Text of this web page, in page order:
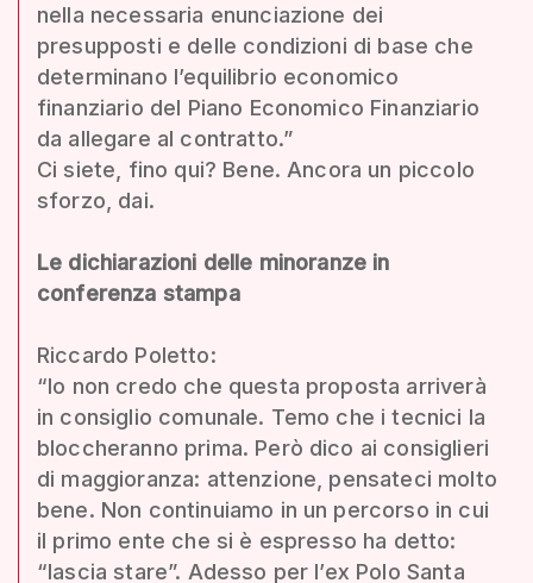
nella necessaria enunciazione dei
presupposti e delle condizioni di base che
determinano l’equilibrio economico
finanziario del Piano Economico Finanziario
da allegare al contratto.”
Ci siete, fino qui? Bene. Ancora un piccolo
sforzo, dai.
Le dichiarazioni delle minoranze in
conferenza stampa
Riccardo Poletto:
“Io non credo che questa proposta arriverà
in consiglio comunale. Temo che i tecnici la
bloccheranno prima. Però dico ai consiglieri
di maggioranza: attenzione, pensateci molto
bene. Non continuiamo in un percorso in cui
il primo ente che si è espresso ha detto:
“lascia stare”. Adesso per l’ex Polo Santa